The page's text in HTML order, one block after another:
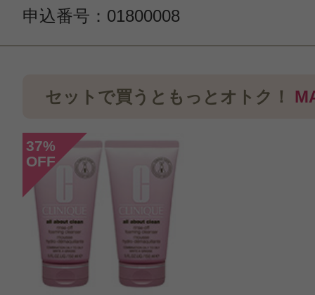
申込番号：01800008
21件のレビュー
総合評価：
投稿日：2023年10月
ひとみん 様
感じた効能：毛穴
セットで買うともっとオトク！
37%
OFF